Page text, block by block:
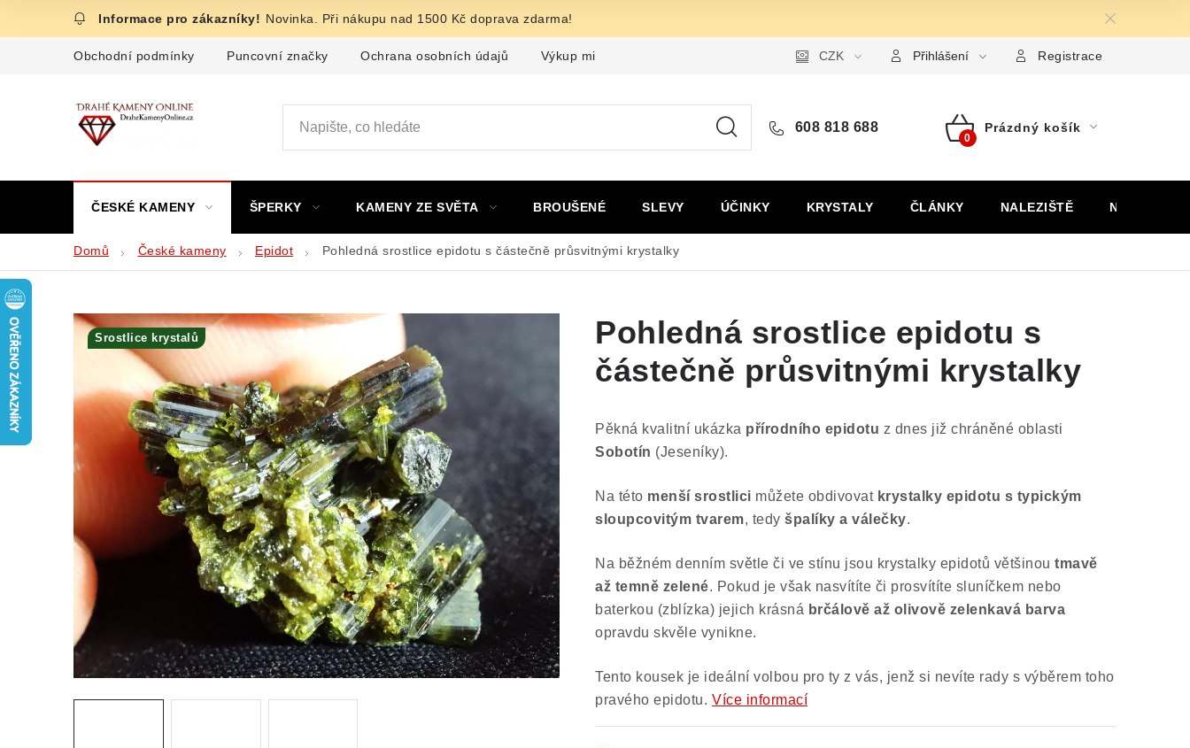
Novinka. Při nákupu nad 1500 Kč doprava zdarma!
Obchodní podmínky Puncovní značky Ochrana osobních údajů Výkup minerálů a drahých kamenů Formulář pro uplatnění reklamace Formulář pro odstoupení
CZK Přihlášení Registrace
608 818 688
Nákupní
Prázdný košík
ČESKÉ KAMENY ŠPERKY KAMENY ZE SVĚTA BROUŠENÉ SLEVY ÚČINKY KRYSTALY ČLÁNKY NALEZIŠTĚ NÁŠ PŘÍBĚH
Domů České kameny Epidot Pohledná srostlice epidotu s částečně průsvitnými krystalky
Pohledná srostlice epidotu s
částečně průsvitnými krystalky
Pěkná kvalitní ukázka přírodního epidotu z dnes již chráněné oblasti
Sobotín (Jeseníky).
Na této menší srostlici můžete obdivovat krystalky epidotu s typickým
sloupcovitým tvarem, tedy špalíky a válečky.
Na běžném denním světle či ve stínu jsou krystalky epidotů většinou tmavě
až temně zelené. Pokud je však nasvítíte či prosvítíte sluníčkem nebo
baterkou (zblízka) jejich krásná brčálově až olivově zelenkavá barva
opravdu skvěle vynikne.
Tento kousek je ideální volbou pro ty z vás, jenž si nevíte rady s výběrem toho
pravého epidotu. Více informací
Srostlice krystalů